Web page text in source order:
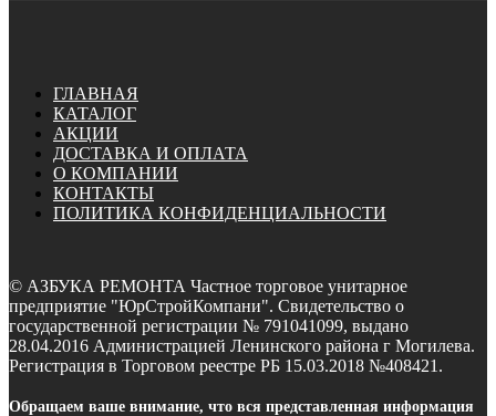
ГЛАВНАЯ
КАТАЛОГ
АКЦИИ
ДОСТАВКА И ОПЛАТА
О КОМПАНИИ
КОНТАКТЫ
ПОЛИТИКА КОНФИДЕНЦИАЛЬНОСТИ
© АЗБУКА РЕМОНТА Частное торговое унитарное
предприятие "ЮрСтройКомпани". Свидетельство о
государственной регистрации № 791041099, выдано
28.04.2016 Администрацией Ленинского района г Могилева.
Регистрация в Торговом реестре РБ 15.03.2018 №408421.
Обращаем ваше внимание, что вся представленная информация